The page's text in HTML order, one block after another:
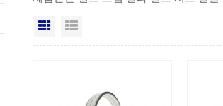
격자보기